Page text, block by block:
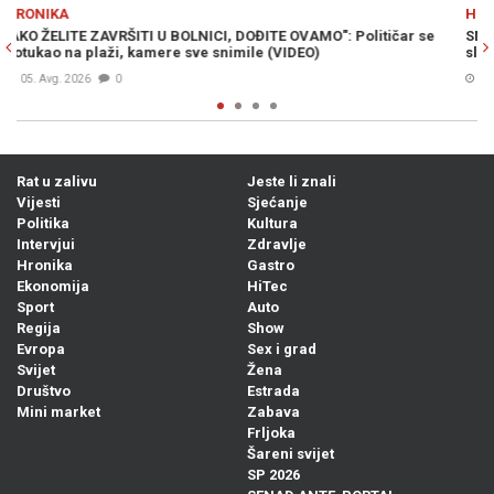
se
HRONIKA
SMRT OPASNOG KRIMINALCA: Bešlić pronađen mrtav u
služio je kaznu zbog ovih djela...
Prije 8h
Rat u zalivu
Vijesti
Politika
Intervjui
Hronika
Ekonomija
Sport
Regija
Evropa
Svijet
Društvo
Mini market
Jeste li znali
Sjećanje
Kultura
Zdravlje
Gastro
HiTec
Auto
Show
Sex i grad
Žena
Estrada
Zabava
Frljoka
Šareni svijet
SP 2026